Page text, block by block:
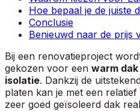
Hoe bepaal je de juiste
Conclusie
Benieuwd naar de prijs
Bij een renovatieproject
gekozen voor een warm dak
isolatie. Dankzij de
platen kan je met een
zeer goed geïsoleerd dak